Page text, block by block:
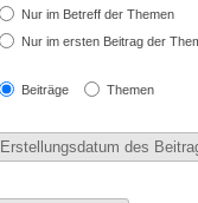
Nur im Betreff der Themen
Nur im ersten Beitrag der
Beiträge Themen